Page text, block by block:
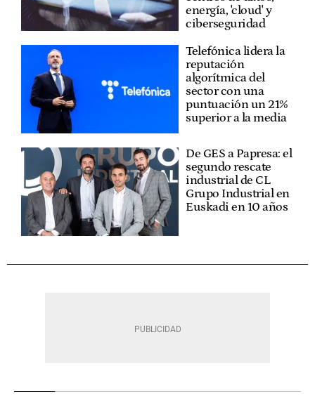
energía, 'cloud' y
ciberseguridad
Telefónica lidera la
reputación
algorítmica del
sector con una
puntuación un 21%
superior a la media
De GES a Papresa: el
segundo rescate
industrial de CL
Grupo Industrial en
Euskadi en 10 años